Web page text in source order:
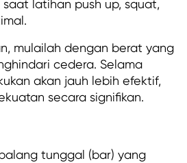
latihan push up, squat,
mulailah dengan berat yang
cedera. Selama
akan jauh lebih efektif,
secara signifikan.
tunggal (bar) yang